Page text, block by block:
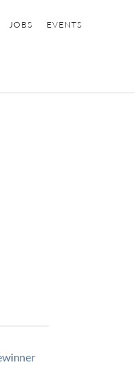
JOBS EVENTS